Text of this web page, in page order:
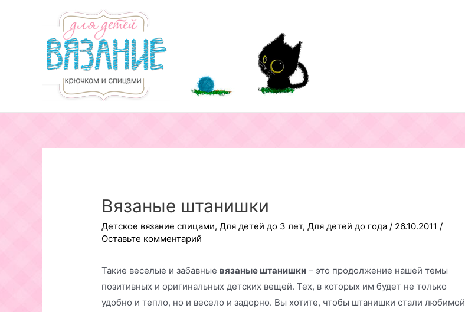
содержимому
Вязаные штанишки
Детское вязание спицами,Для детей до 3 лет,Для детей до года / 26.10.2011 /
Оставьте комментарий
Такие веселые и забавные вязаные штанишки – это продолжение нашей темы
позитивных и оригинальных детских вещей. Тех, в которых им будет не только
удобно и тепло, но и весело и задорно. Вы хотите, чтобы штанишки стали любимой